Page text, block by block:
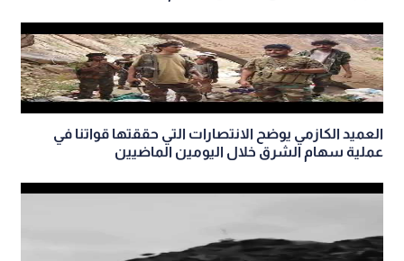
العميد الكازمي يوضح الانتصارات التي حققتها قواتنا في
عملية سهام الشرق خلال اليومين الماضيين